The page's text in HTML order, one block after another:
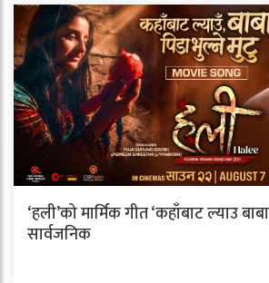
‘हली’को मार्मिक गीत ‘कहाँबाट ल्याउ
सार्वजनिक